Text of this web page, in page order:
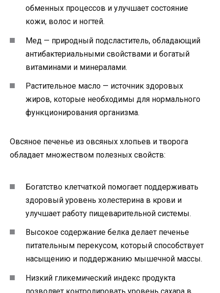
обменных процессов и улучшает состояние
кожи, волос и ногтей.
Мед — природный подсластитель, обладающий
антибактериальными свойствами и богатый
витаминами и минералами.
Растительное масло — источник здоровых
жиров, которые необходимы для нормального
функционирования организма.
Овсяное печенье из овсяных хлопьев и творога
обладает множеством полезных свойств:
Богатство клетчаткой помогает поддерживать
здоровый уровень холестерина в крови и
улучшает работу пищеварительной системы.
Высокое содержание белка делает печенье
питательным перекусом, который способствует
насыщению и поддержанию мышечной массы.
Низкий гликемический индекс продукта
позволяет контролировать уровень сахара в